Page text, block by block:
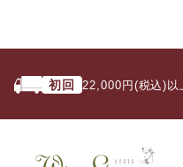
初回 22,000円(税込)以上で